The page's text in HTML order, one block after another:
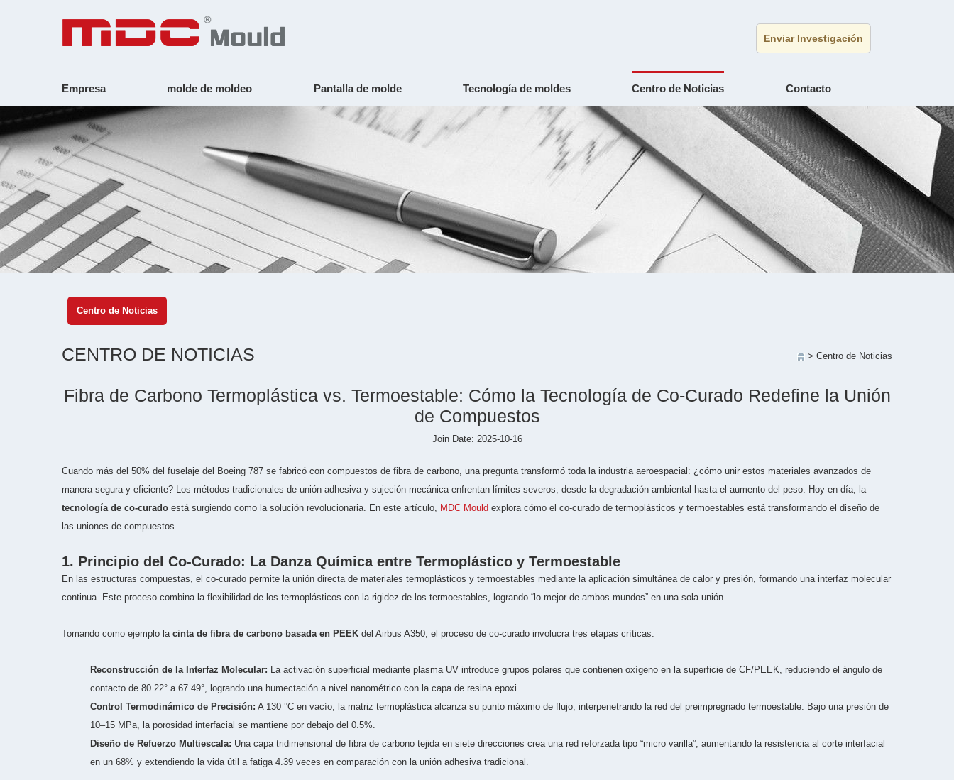
Enviar Investigación
Empresa molde de moldeo Pantalla de molde Tecnología de moldes Centro de Noticias Contacto
Centro de Noticias
CENTRO DE NOTICIAS > Centro de Noticias
Fibra de Carbono Termoplástica vs. Termoestable: Cómo la Tecnología de Co-Curado Redefine la Unión
de Compuestos
Join Date: 2025-10-16
Cuando más del 50% del fuselaje del Boeing 787 se fabricó con compuestos de fibra de carbono, una pregunta transformó toda la industria aeroespacial: ¿cómo unir estos materiales avanzados de
manera segura y eficiente? Los métodos tradicionales de unión adhesiva y sujeción mecánica enfrentan límites severos, desde la degradación ambiental hasta el aumento del peso. Hoy en día, la
tecnología de co-curado está surgiendo como la solución revolucionaria. En este artículo, MDC Mould explora cómo el co-curado de termoplásticos y termoestables está transformando el diseño de
las uniones de compuestos.
1. Principio del Co-Curado: La Danza Química entre Termoplástico y Termoestable
En las estructuras compuestas, el co-curado permite la unión directa de materiales termoplásticos y termoestables mediante la aplicación simultánea de calor y presión, formando una interfaz molecular
continua. Este proceso combina la flexibilidad de los termoplásticos con la rigidez de los termoestables, logrando “lo mejor de ambos mundos” en una sola unión.
Tomando como ejemplo la cinta de fibra de carbono basada en PEEK del Airbus A350, el proceso de co-curado involucra tres etapas críticas:
Reconstrucción de la Interfaz Molecular: La activación superficial mediante plasma UV introduce grupos polares que contienen oxígeno en la superficie de CF/PEEK, reduciendo el ángulo de
contacto de 80.22° a 67.49°, logrando una humectación a nivel nanométrico con la capa de resina epoxi.
Control Termodinámico de Precisión: A 130 °C en vacío, la matriz termoplástica alcanza su punto máximo de flujo, interpenetrando la red del preimpregnado termoestable. Bajo una presión de
10–15 MPa, la porosidad interfacial se mantiene por debajo del 0.5%.
Diseño de Refuerzo Multiescala: Una capa tridimensional de fibra de carbono tejida en siete direcciones crea una red reforzada tipo “micro varilla”, aumentando la resistencia al corte interfacial
en un 68% y extendiendo la vida útil a fatiga 4.39 veces en comparación con la unión adhesiva tradicional.